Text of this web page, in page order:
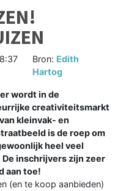
Bron: Edith
Hartog
wordt in de
creativiteitsmarkt
kleinvak- en
is de roep om
heel veel
inschrijvers zijn zeer
aan toe!
(en te koop aanbieden)